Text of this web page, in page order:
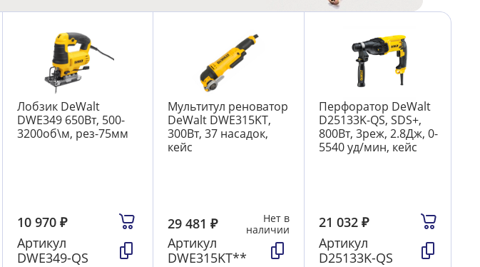
Лобзик DeWalt
DWE349 650Вт, 500-
3200об\м, рез-75мм
10 970 ₽
Артикул
DWE349-QS
Мультитул реноватор
DeWalt DWE315KT,
300Вт, 37 насадок,
кейс
29 481₽
Нет в
наличии
Артикул
DWE315KT**
Перфоратор DeWalt
D25133K-QS, SDS+,
800Вт, 3реж, 2.8Дж, 0-
5540 уд/мин, кейс
21 032 ₽
Артикул
D25133K-QS